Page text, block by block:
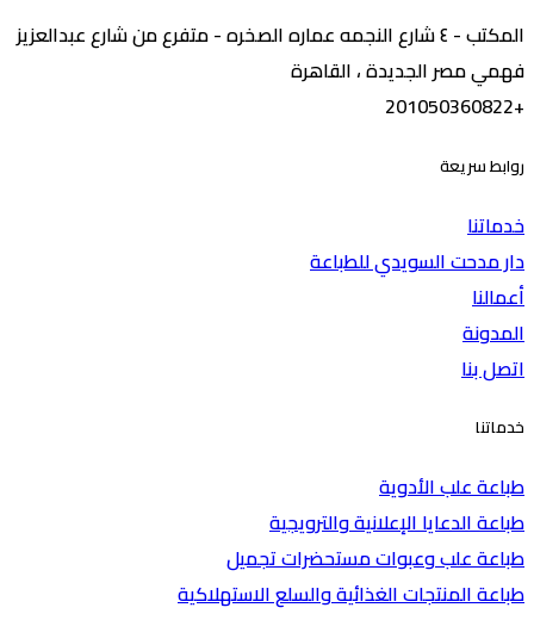
المكتب - ٤ شارع النجمه عماره الصخره - متفرع من شارع عبدالعزيز
فهمي مصر الجديدة ، القاهرة
+201050360822
روابط سريعة
خدماتنا
دار مدحت السويدي للطباعة
أعمالنا
المدونة
اتصل بنا
خدماتنا
طباعة علب الأدوية
طباعة الدعايا الإعلانية والترويجية
طباعة علب وعبوات مستحضرات تجميل
طباعة المنتجات الغذائية والسلع الاستهلاكية